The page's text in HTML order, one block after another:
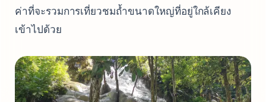
ค่าที่จะรวมการเที่ยวชมถ้ำขนาดใหญ่ที่อยู่ใกล้เคียง
เข้าไปด้วย